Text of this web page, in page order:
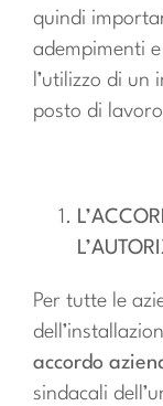
quindi
adempimenti
l’utilizzo di un
posto di
Per tutte le
accordo
sindacali